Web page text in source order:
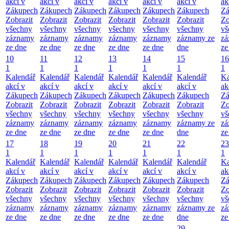
Zákupech
Zobrazit
všechny
záznamy
ze dne
Zákupech
Zobrazit
všechny
záznamy
ze dne
Zákupech
Zobrazit
všechny
záznamy
ze dne
Zákupech
Zobrazit
všechny
záznamy
ze dne
Zákupech
Zobrazit
všechny
záznamy
ze dne
Zákupech
Zobrazit
všechny
záznamy ze
dne
10
1
Kalendář
akcí v
Zákupech
Zobrazit
všechny
záznamy
ze dne
11
1
Kalendář
akcí v
Zákupech
Zobrazit
všechny
záznamy
ze dne
12
1
Kalendář
akcí v
Zákupech
Zobrazit
všechny
záznamy
ze dne
13
1
Kalendář
akcí v
Zákupech
Zobrazit
všechny
záznamy
ze dne
14
1
Kalendář
akcí v
Zákupech
Zobrazit
všechny
záznamy
ze dne
15
1
Kalendář
akcí v
Zákupech
Zobrazit
všechny
záznamy ze
dne
16
1
17
1
Kalendář
akcí v
Zákupech
Zobrazit
všechny
záznamy
ze dne
18
1
Kalendář
akcí v
Zákupech
Zobrazit
všechny
záznamy
ze dne
19
1
Kalendář
akcí v
Zákupech
Zobrazit
všechny
záznamy
ze dne
20
1
Kalendář
akcí v
Zákupech
Zobrazit
všechny
záznamy
ze dne
21
1
Kalendář
akcí v
Zákupech
Zobrazit
všechny
záznamy
ze dne
22
1
Kalendář
akcí v
Zákupech
Zobrazit
všechny
záznamy ze
dne
23
1